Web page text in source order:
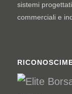
sistemi
commerciali e